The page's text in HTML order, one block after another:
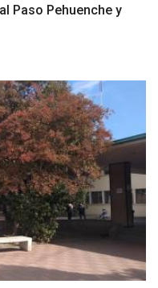
Paso Pehuenche y